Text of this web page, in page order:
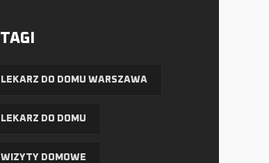
TAGI
LEKARZ DO DOMU WARSZAWA
LEKARZ DO DOMU
WIZYTY DOMOWE